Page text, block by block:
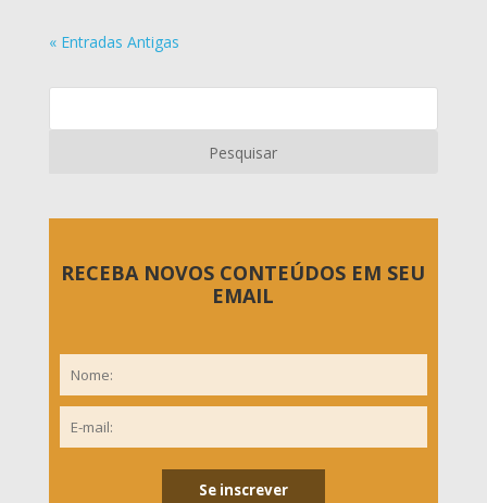
« Entradas Antigas
RECEBA NOVOS CONTEÚDOS EM SEU
EMAIL